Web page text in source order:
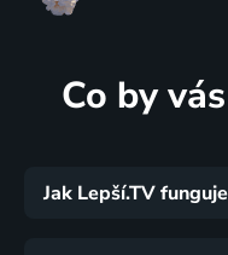
Co by
Jak Lepší.TV